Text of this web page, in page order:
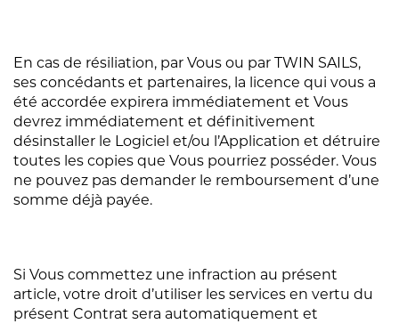
En cas de résiliation, par Vous ou par TWIN SAILS,
ses concédants et partenaires, la licence qui vous a
été accordée expirera immédiatement et Vous
devrez immédiatement et définitivement
désinstaller le Logiciel et/ou l’Application et détruire
toutes les copies que Vous pourriez posséder. Vous
ne pouvez pas demander le remboursement d’une
somme déjà payée.
Si Vous commettez une infraction au présent
article, votre droit d’utiliser les services en vertu du
présent Contrat sera automatiquement et